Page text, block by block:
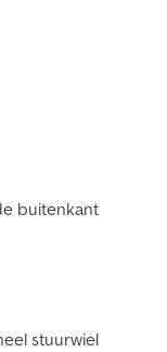
buitenkant
stuurwiel